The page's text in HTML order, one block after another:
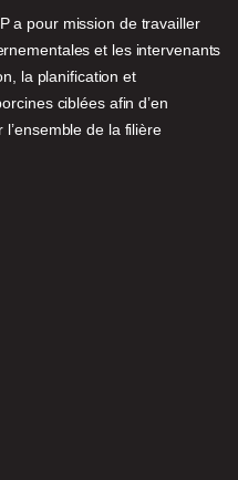
a pour mission de travailler
et les intervenants
la planification et
ciblées afin d’en
de la filière